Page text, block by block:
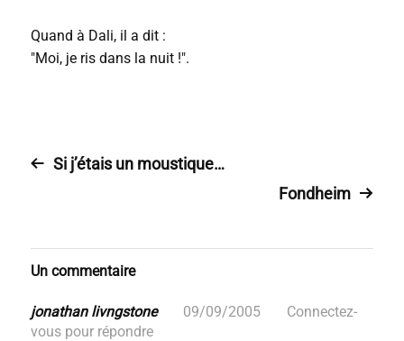
Quand à Dali, il a dit :
"Moi, je ris dans la nuit !".
Si j’étais un moustique…
Fondheim
Un commentaire
jonathan livngstone 09/09/2005
Connectez-
vous pour répondre